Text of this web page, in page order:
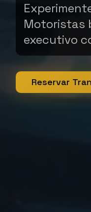
Motoristas
executivo
Reservar